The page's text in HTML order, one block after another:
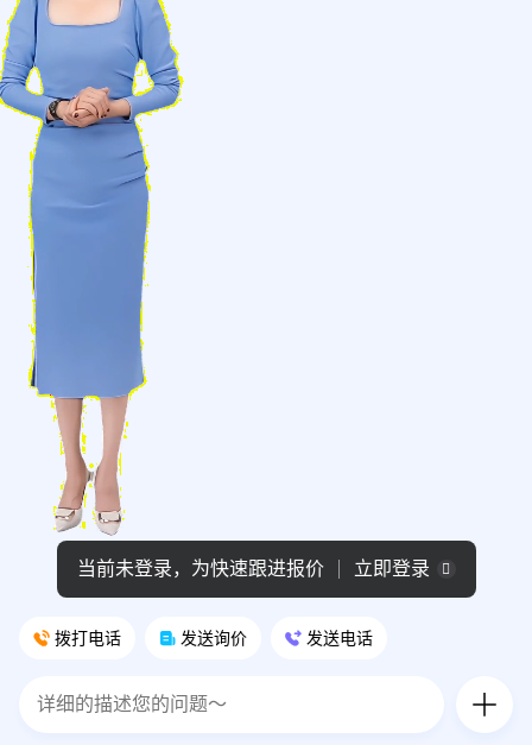
拨打电话 发送询价 发送电话
当前未登录，为快速跟进报价 立即登录